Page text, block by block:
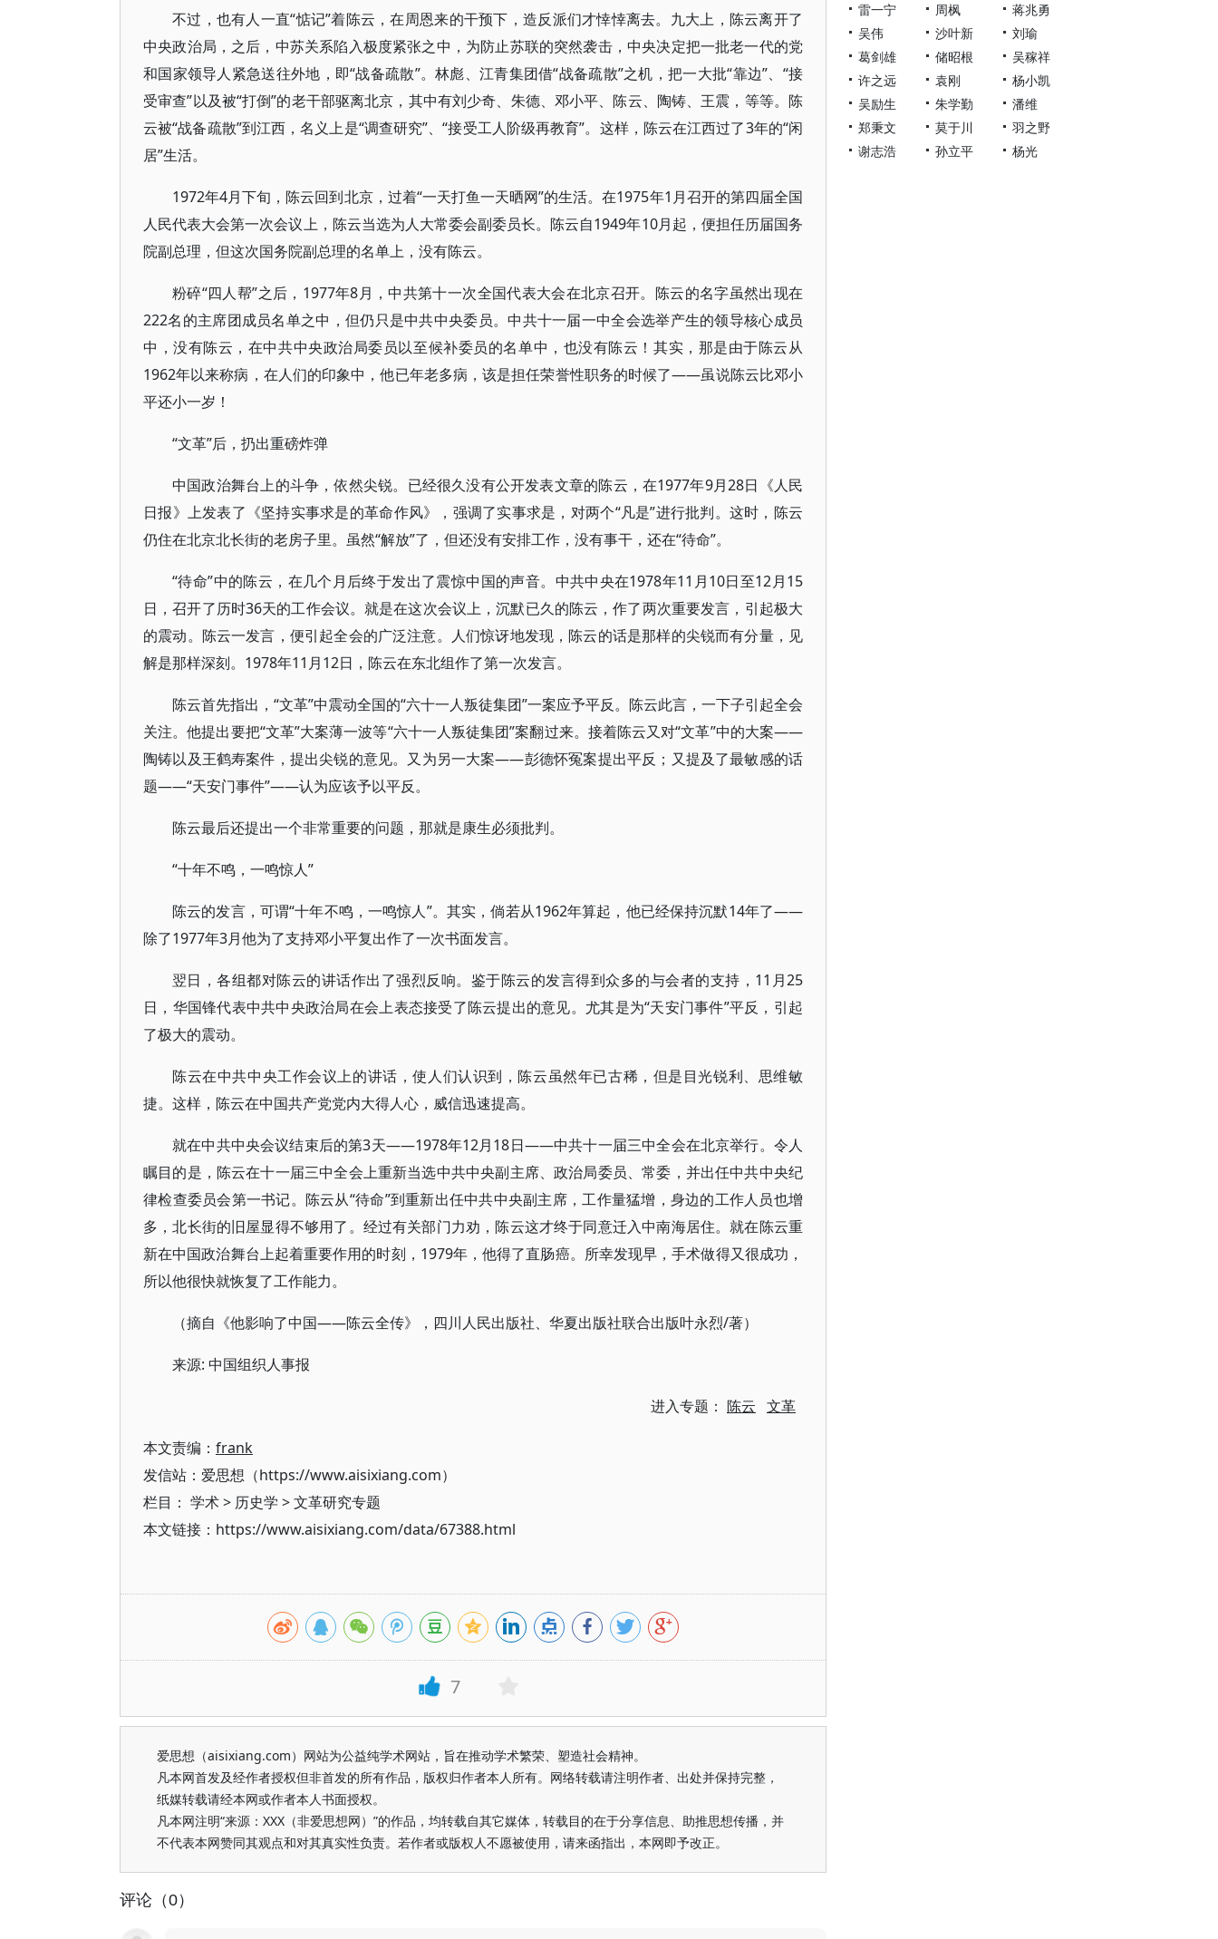
不过，也有人一直“惦记”着陈云，在周恩来的干预下，造反派们才悻悻离去。九大上，陈云离开了
中央政治局，之后，中苏关系陷入极度紧张之中，为防止苏联的突然袭击，中央决定把一批老一代的党
和国家领导人紧急送往外地，即“战备疏散”。林彪、江青集团借“战备疏散”之机，把一大批“靠边”、“接
受审查”以及被“打倒”的老干部驱离北京，其中有刘少奇、朱德、邓小平、陈云、陶铸、王震，等等。陈
云被“战备疏散”到江西，名义上是“调查研究”、“接受工人阶级再教育”。这样，陈云在江西过了3年的“闲
居”生活。
1972年4月下旬，陈云回到北京，过着“一天打鱼一天晒网”的生活。在1975年1月召开的第四届全国
人民代表大会第一次会议上，陈云当选为人大常委会副委员长。陈云自1949年10月起，便担任历届国务
院副总理，但这次国务院副总理的名单上，没有陈云。
粉碎“四人帮”之后，1977年8月，中共第十一次全国代表大会在北京召开。陈云的名字虽然出现在
222名的主席团成员名单之中，但仍只是中共中央委员。中共十一届一中全会选举产生的领导核心成员
中，没有陈云，在中共中央政治局委员以至候补委员的名单中，也没有陈云！其实，那是由于陈云从
1962年以来称病，在人们的印象中，他已年老多病，该是担任荣誉性职务的时候了——虽说陈云比邓小
平还小一岁！
“文革”后，扔出重磅炸弹
中国政治舞台上的斗争，依然尖锐。已经很久没有公开发表文章的陈云，在1977年9月28日《人民
日报》上发表了《坚持实事求是的革命作风》，强调了实事求是，对两个“凡是”进行批判。这时，陈云
仍住在北京北长街的老房子里。虽然“解放”了，但还没有安排工作，没有事干，还在“待命”。
“待命”中的陈云，在几个月后终于发出了震惊中国的声音。中共中央在1978年11月10日至12月15
日，召开了历时36天的工作会议。就是在这次会议上，沉默已久的陈云，作了两次重要发言，引起极大
的震动。陈云一发言，便引起全会的广泛注意。人们惊讶地发现，陈云的话是那样的尖锐而有分量，见
解是那样深刻。1978年11月12日，陈云在东北组作了第一次发言。
陈云首先指出，“文革”中震动全国的“六十一人叛徒集团”一案应予平反。陈云此言，一下子引起全会
关注。他提出要把“文革”大案薄一波等“六十一人叛徒集团”案翻过来。接着陈云又对“文革”中的大案——
陶铸以及王鹤寿案件，提出尖锐的意见。又为另一大案——彭德怀冤案提出平反；又提及了最敏感的话
题——“天安门事件”——认为应该予以平反。
陈云最后还提出一个非常重要的问题，那就是康生必须批判。
“十年不鸣，一鸣惊人”
陈云的发言，可谓“十年不鸣，一鸣惊人”。其实，倘若从1962年算起，他已经保持沉默14年了——
除了1977年3月他为了支持邓小平复出作了一次书面发言。
翌日，各组都对陈云的讲话作出了强烈反响。鉴于陈云的发言得到众多的与会者的支持，11月25
日，华国锋代表中共中央政治局在会上表态接受了陈云提出的意见。尤其是为“天安门事件”平反，引起
了极大的震动。
陈云在中共中央工作会议上的讲话，使人们认识到，陈云虽然年已古稀，但是目光锐利、思维敏
捷。这样，陈云在中国共产党党内大得人心，威信迅速提高。
就在中共中央会议结束后的第3天——1978年12月18日——中共十一届三中全会在北京举行。令人
瞩目的是，陈云在十一届三中全会上重新当选中共中央副主席、政治局委员、常委，并出任中共中央纪
律检查委员会第一书记。陈云从“待命”到重新出任中共中央副主席，工作量猛增，身边的工作人员也增
多，北长街的旧屋显得不够用了。经过有关部门力劝，陈云这才终于同意迁入中南海居住。就在陈云重
新在中国政治舞台上起着重要作用的时刻，1979年，他得了直肠癌。所幸发现早，手术做得又很成功，
所以他很快就恢复了工作能力。
（摘自《他影响了中国——陈云全传》，四川人民出版社、华夏出版社联合出版叶永烈/著）
来源: 中国组织人事报
进入专题： 陈云 文革
本文责编： frank
发信站：爱思想（https://www.aisixiang.com）
栏目： 学术> 历史学 >文革研究专题
本文链接：https://www.aisixiang.com/data/67388.html
7
爱思想（aisixiang.com）网站为公益纯学术网站，旨在推动学术繁荣、塑造社会精神。
凡本网首发及经作者授权但非首发的所有作品，版权归作者本人所有。网络转载请注明作者、出处并保持完整，
纸媒转载请经本网或作者本人书面授权。
凡本网注明“来源：XXX（非爱思想网）”的作品，均转载自其它媒体，转载目的在于分享信息、助推思想传播，并
不代表本网赞同其观点和对其真实性负责。若作者或版权人不愿被使用，请来函指出，本网即予改正。
评论（0）
雷一宁
周枫
蒋兆勇
吴伟
沙叶新
刘瑜
葛剑雄
储昭根
吴稼祥
许之远
袁刚
杨小凯
吴励生
朱学勤
潘维
郑秉文
莫于川
羽之野
谢志浩
孙立平 杨光